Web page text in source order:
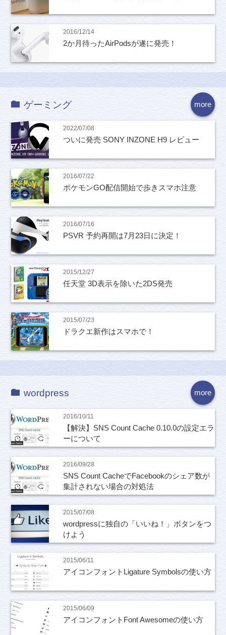
2016/12/14
2か月待ったAirPodsが遂に発売！
more
ゲーミング
2022/07/08
ついに発売 SONY INZONE H9 レビュー
2016/07/22
ポケモンGO配信開始で歩きスマホ注意
2016/07/16
PSVR 予約再開は7月23日に決定！
2015/12/27
任天堂 3D表示を除いた2DS発売
2015/07/23
ドラクエ新作はスマホで！
more
wordpress
2016/10/11
【解決】SNS Count Cache 0.10.0の設定エラ
ーについて
2016/09/28
SNS Count CacheでFacebookのシェア数が
集計されない場合の対処法
2015/07/08
wordpressに独自の「いいね！」ボタンをつ
けよう
2015/06/11
アイコンフォントLigature Symbolsの使い方
2015/06/09
アイコンフォントFont Awesomeの使い方